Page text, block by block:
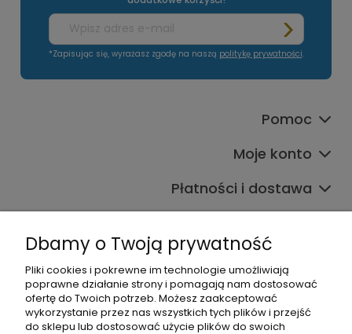
*Zapisując się, wyrażasz zgodę na naszą politykę prywatności.
Pomoc
Moje konto
Płatności i dostawa
Dbamy o Twoją prywatność
Pliki cookies i pokrewne im technologie umożliwiają
poprawne działanie strony i pomagają nam dostosować
ofertę do Twoich potrzeb. Możesz zaakceptować
wykorzystanie przez nas wszystkich tych plików i przejść
do sklepu lub dostosować użycie plików do swoich